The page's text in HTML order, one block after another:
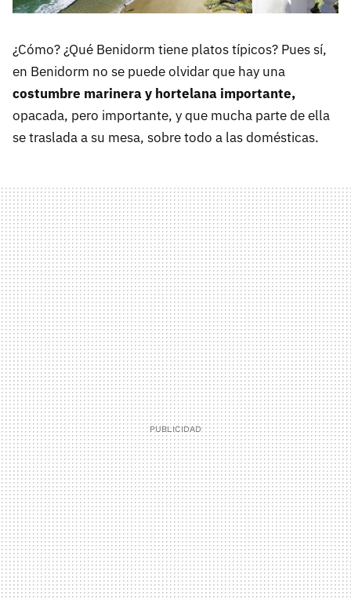
¿Cómo? ¿Qué Benidorm tiene platos típicos? Pues sí,
en Benidorm no se puede olvidar que hay una
costumbre marinera y hortelana importante,
opacada, pero importante, y que mucha parte de ella
se traslada a su mesa, sobre todo a las domésticas.